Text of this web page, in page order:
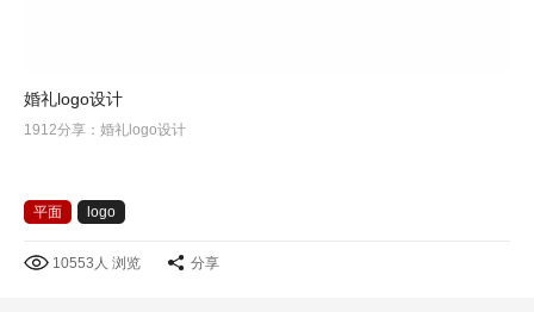
婚礼logo设计
1912分享：婚礼logo设计
平面 logo
10553人 浏览 分享